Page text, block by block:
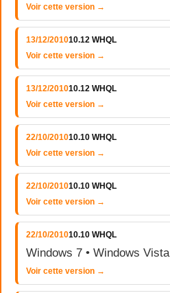
Voir cette version →
13/12/201010.12 WHQL
Voir cette version →
13/12/201010.12 WHQL
Voir cette version →
22/10/201010.10 WHQL
Voir cette version →
22/10/201010.10 WHQL
Voir cette version →
22/10/201010.10 WHQL
Windows 7 • Windows Vista
Voir cette version →